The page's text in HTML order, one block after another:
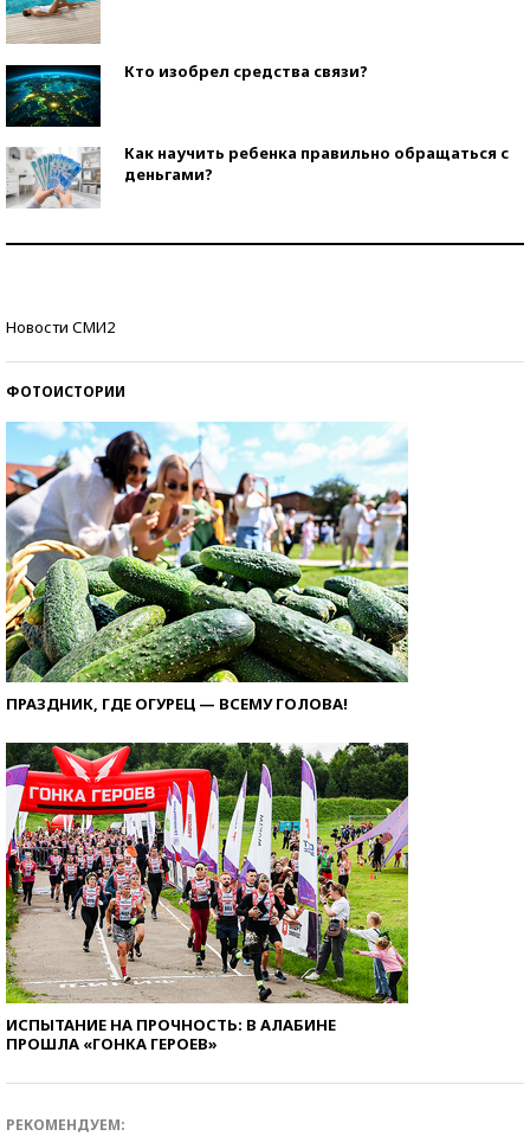
Кто изобрел средства связи?
Как научить ребенка правильно обращаться с
деньгами?
Новости СМИ2
ФОТОИСТОРИИ
ПРАЗДНИК, ГДЕ ОГУРЕЦ — ВСЕМУ ГОЛОВА!
ИСПЫТАНИЕ НА ПРОЧНОСТЬ: В АЛАБИНЕ
ПРОШЛА «ГОНКА ГЕРОЕВ»
РЕКОМЕНДУЕМ: